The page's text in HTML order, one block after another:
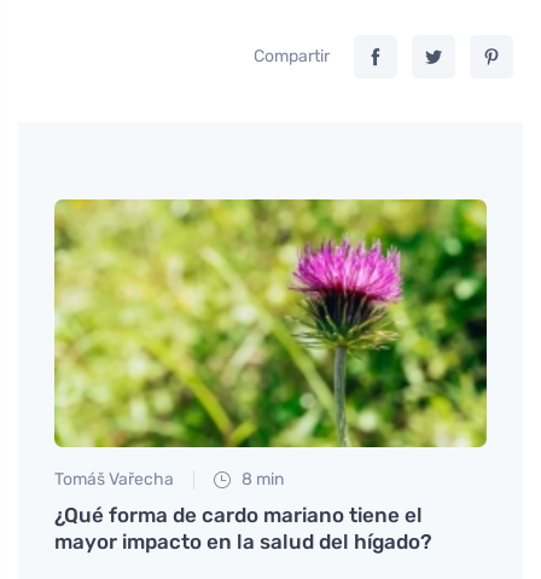
Compartir
Tomáš Vařecha 8 min
¿Qué forma de cardo mariano tiene el
mayor impacto en la salud del hígado?